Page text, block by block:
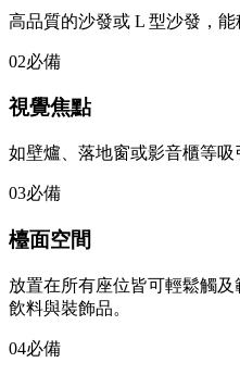
高品質的沙發或 L 型沙發，能
02必備
視覺焦點
如壁爐、落地窗或影音櫃等吸
03必備
檯面空間
放置在所有座位皆可輕鬆觸
飲料與裝飾品。
04必備